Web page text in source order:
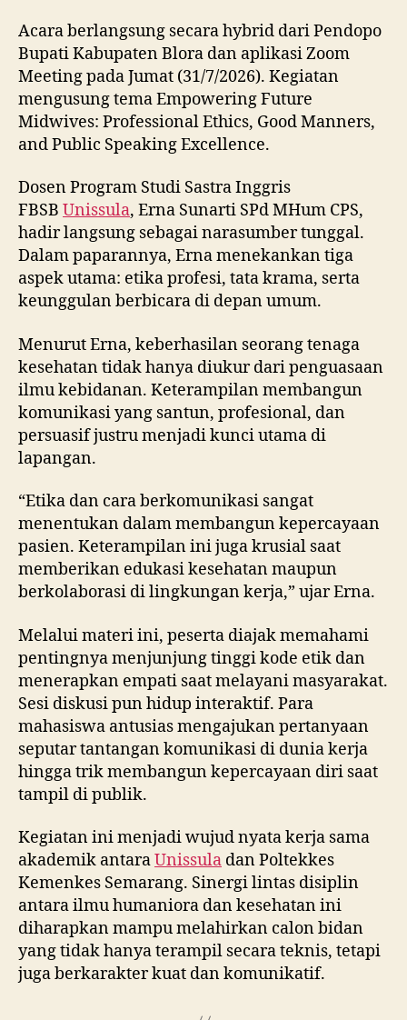
Acara berlangsung secara hybrid dari Pendopo
Bupati Kabupaten Blora dan aplikasi Zoom
Meeting pada Jumat (31/7/2026). Kegiatan
mengusung tema Empowering Future
Midwives: Professional Ethics, Good Manners,
and Public Speaking Excellence.
Dosen Program Studi Sastra Inggris
FBSB Unissula, Erna Sunarti SPd MHum CPS,
hadir langsung sebagai narasumber tunggal.
Dalam paparannya, Erna menekankan tiga
aspek utama: etika profesi, tata krama, serta
keunggulan berbicara di depan umum.
Menurut Erna, keberhasilan seorang tenaga
kesehatan tidak hanya diukur dari penguasaan
ilmu kebidanan. Keterampilan membangun
komunikasi yang santun, profesional, dan
persuasif justru menjadi kunci utama di
lapangan.
“Etika dan cara berkomunikasi sangat
menentukan dalam membangun kepercayaan
pasien. Keterampilan ini juga krusial saat
memberikan edukasi kesehatan maupun
berkolaborasi di lingkungan kerja,” ujar Erna.
Melalui materi ini, peserta diajak memahami
pentingnya menjunjung tinggi kode etik dan
menerapkan empati saat melayani masyarakat.
Sesi diskusi pun hidup interaktif. Para
mahasiswa antusias mengajukan pertanyaan
seputar tantangan komunikasi di dunia kerja
hingga trik membangun kepercayaan diri saat
tampil di publik.
Kegiatan ini menjadi wujud nyata kerja sama
akademik antaraUnissula dan Poltekkes
Kemenkes Semarang. Sinergi lintas disiplin
antara ilmu humaniora dan kesehatan ini
diharapkan mampu melahirkan calon bidan
yang tidak hanya terampil secara teknis, tetapi
juga berkarakter kuat dan komunikatif.